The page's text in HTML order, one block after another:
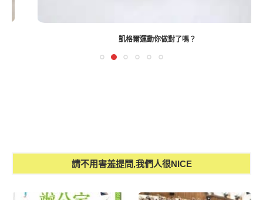
凱格爾運動你做對了嗎？
請不用害羞提問,我們人很NICE